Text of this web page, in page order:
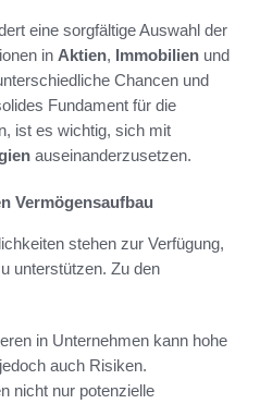
eine sorgfältige Auswahl der
in Aktien, Immobilien und
Chancen und
Fundament für die
ist es wichtig, sich mit
auseinanderzusetzen.
Vermögensaufbau
stehen zur Verfügung,
unterstützen. Zu den
in Unternehmen kann hohe
auch Risiken.
nicht nur potenzielle